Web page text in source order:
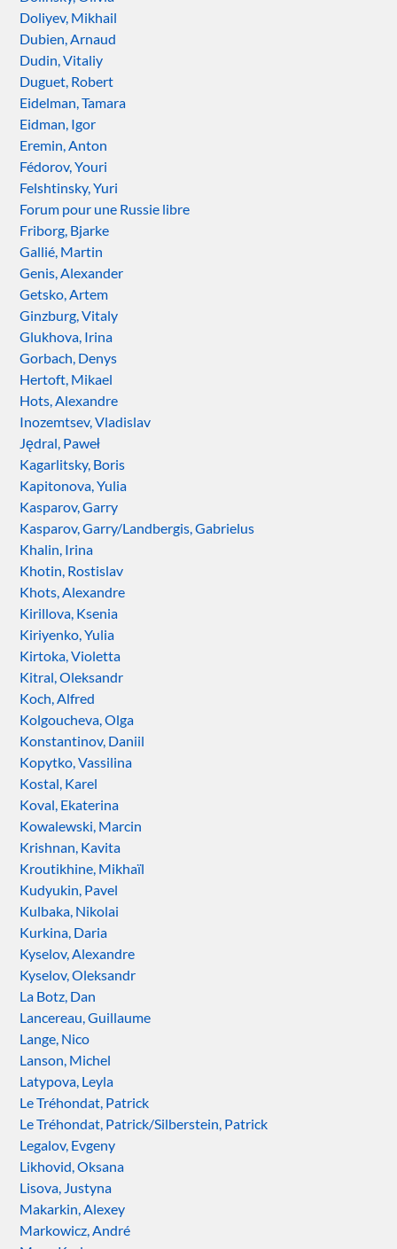
Doliyev, Mikhail
Dubien, Arnaud
Dudin, Vitaliy
Duguet, Robert
Eidelman, Tamara
Eidman, Igor
Eremin, Anton
Fédorov, Youri
Felshtinsky, Yuri
Forum pour une Russie libre
Friborg, Bjarke
Gallié, Martin
Genis, Alexander
Getsko, Artem
Ginzburg, Vitaly
Glukhova, Irina
Gorbach, Denys
Hertoft, Mikael
Hots, Alexandre
Inozemtsev, Vladislav
Jędral, Paweł
Kagarlitsky, Boris
Kapitonova, Yulia
Kasparov, Garry
Kasparov, Garry/Landbergis, Gabrielus
Khalin, Irina
Khotin, Rostislav
Khots, Alexandre
Kirillova, Ksenia
Kiriyenko, Yulia
Kirtoka, Violetta
Kitral, Oleksandr
Koch, Alfred
Kolgoucheva, Olga
Konstantinov, Daniil
Kopytko, Vassilina
Kostal, Karel
Koval, Ekaterina
Kowalewski, Marcin
Krishnan, Kavita
Kroutikhine, Mikhaïl
Kudyukin, Pavel
Kulbaka, Nikolai
Kurkina, Daria
Kyselov, Alexandre
Kyselov, Oleksandr
La Botz, Dan
Lancereau, Guillaume
Lange, Nico
Lanson, Michel
Latypova, Leyla
Le Tréhondat, Patrick
Le Tréhondat, Patrick/Silberstein, Patrick
Legalov, Evgeny
Likhovid, Oksana
Lisova, Justyna
Makarkin, Alexey
Markowicz, André